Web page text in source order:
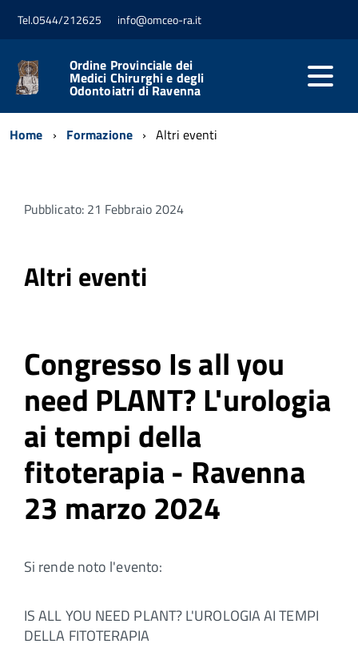
Tel.0544/212625 info@omceo-ra.it
Ordine Provinciale dei
Medici Chirurghi e degli
Odontoiatri di Ravenna
Home Formazione Altri eventi
Pubblicato: 21 Febbraio 2024
Altri eventi
Congresso Is all you
need PLANT? L'urologia
ai tempi della
fitoterapia - Ravenna
23 marzo 2024
Si rende noto l'evento:
IS ALL YOU NEED PLANT? L'UROLOGIA AI TEMPI
DELLA FITOTERAPIA